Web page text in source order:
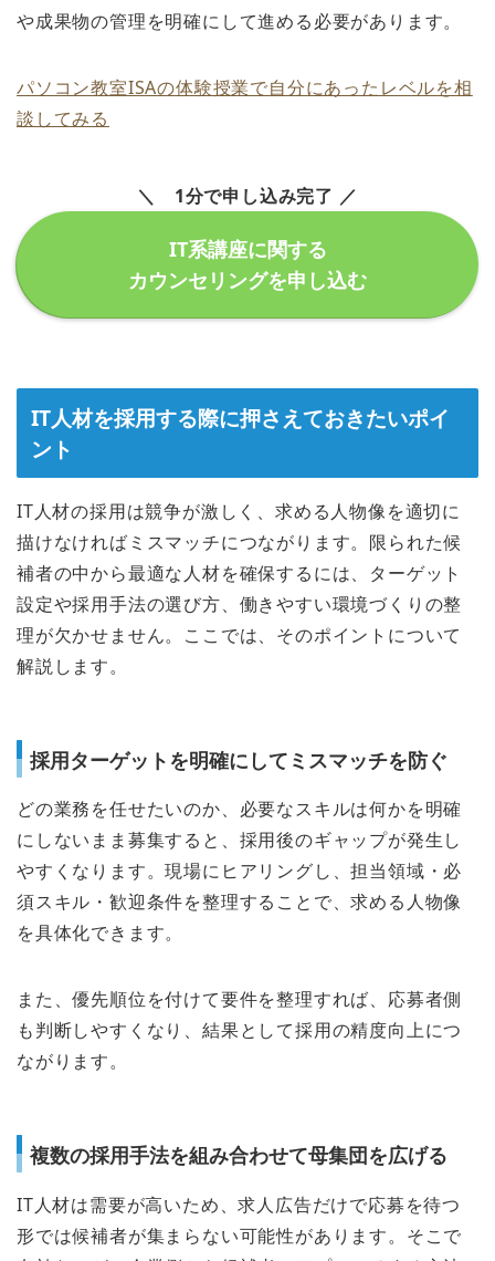
や成果物の管理を明確にして進める必要があります。
パソコン教室ISAの体験授業で自分にあったレベルを相
談してみる
＼ 1分で申し込み完了 ／
IT系講座に関する
カウンセリングを申し込む
IT人材を採用する際に押さえておきたいポイ
ント
IT人材の採用は競争が激しく、求める人物像を適切に
描けなければミスマッチにつながります。限られた候
補者の中から最適な人材を確保するには、ターゲット
設定や採用手法の選び方、働きやすい環境づくりの整
理が欠かせません。ここでは、そのポイントについて
解説します。
採用ターゲットを明確にしてミスマッチを防ぐ
どの業務を任せたいのか、必要なスキルは何かを明確
にしないまま募集すると、採用後のギャップが発生し
やすくなります。現場にヒアリングし、担当領域・必
須スキル・歓迎条件を整理することで、求める人物像
を具体化できます。
また、優先順位を付けて要件を整理すれば、応募者側
も判断しやすくなり、結果として採用の精度向上につ
ながります。
複数の採用手法を組み合わせて母集団を広げる
IT人材は需要が高いため、求人広告だけで応募を待つ
形では候補者が集まらない可能性があります。そこで